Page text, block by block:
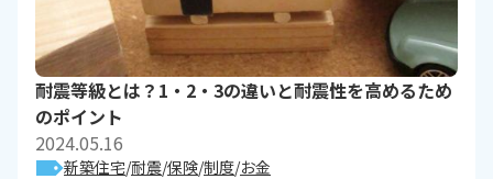
耐震等級とは？1・2・3の違いと耐震性を高めるため
のポイント
2024.05.16
新築住宅 耐震 保険 制度 お金